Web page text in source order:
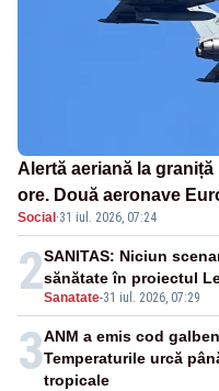
Alertă aeriană la
ore. Două aeronave
ridicate de la sol
Social ·31 iul. 2026, 07:24
2Sanatate-31 iul. 2026, 07:29
SANITAS: Niciun
sănătate în proiectul
3ANM a emis cod
Temperaturile urcă
tropicale